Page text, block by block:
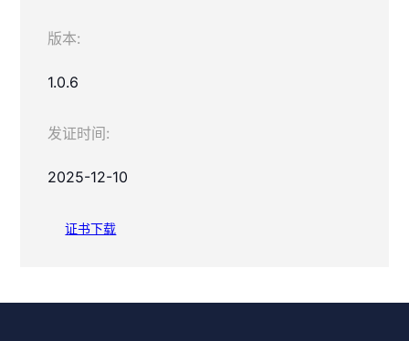
版本:
1.0.6
发证时间:
2025-12-10
证书下载